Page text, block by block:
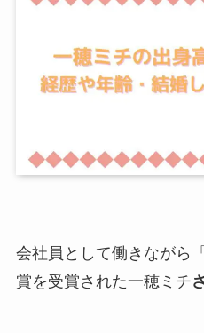
会社員として働きながら
賞を受賞された一穂ミチ